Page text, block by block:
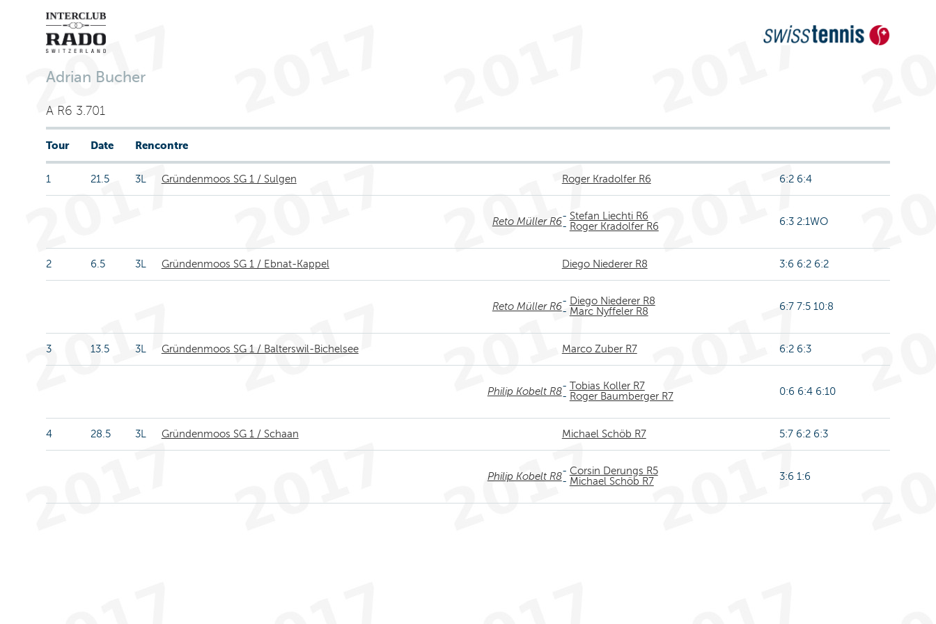
Adrian Bucher
A R6 3.701
Tour Date Rencontre
1 21.5 3L Gründenmoos SG 1 / Sulgen Roger Kradolfer R6 6:2 6:4
Reto Müller R6- Stefan Liechti R6
- Roger Kradolfer R6 6:3 2:1WO
2 6.5 3L Gründenmoos SG 1 / Ebnat-Kappel Diego Niederer R8 3:6 6:2 6:2
Reto Müller R6- Diego Niederer R8
- Marc Nyffeler R8 6:7 7:5 10:8
3 13.5 3L Gründenmoos SG 1 / Balterswil-Bichelsee Marco Zuber R7 6:2 6:3
Philip Kobelt R8- Tobias Koller R7
- Roger Baumberger R7 0:6 6:4 6:10
4 28.5 3L Gründenmoos SG 1 / Schaan Michael Schöb R7 5:7 6:2 6:3
Philip Kobelt R8- Corsin Derungs R5
- Michael Schöb R7 3:6 1:6